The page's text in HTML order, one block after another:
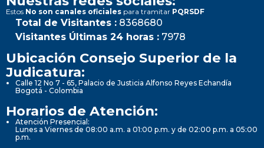
Estos No son canales oficiales para tramitar PQRSDF
Total de Visitantes : 8368680
Visitantes Últimas 24 horas : 7978
Ubicación Consejo Superior de la
Judicatura:
Calle 12 No 7 - 65, Palacio de Justicia Alfonso Reyes Echandía
Bogotá - Colombia
Horarios de Atención:
Atención Presencial:
Lunes a Viernes de 08:00 a.m. a 01:00 p.m. y de 02:00 p.m. a 05:00
p.m.